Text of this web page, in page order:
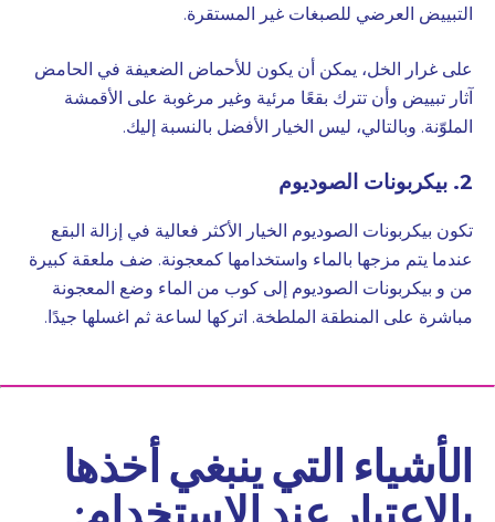
التبييض العرضي للصبغات غير المستقرة.
على غرار الخل، يمكن أن يكون للأحماض الضعيفة في الحامض
آثار تبييض وأن تترك بقعًا مرئية وغير مرغوبة على الأقمشة
الملوّنة. وبالتالي، ليس الخيار الأفضل بالنسبة إليك.
2. بيكربونات الصوديوم
تكون بيكربونات الصوديوم الخيار الأكثر فعالية في إزالة البقع
عندما يتم مزجها بالماء واستخدامها كمعجونة. ضف ملعقة كبيرة
من و بيكربونات الصوديوم إلى كوب من الماء وضع المعجونة
مباشرة على المنطقة الملطخة. اتركها لساعة ثم اغسلها جيدًا.
الأشياء التي ينبغي أخذها
بالاعتبار عند الاستخدام: